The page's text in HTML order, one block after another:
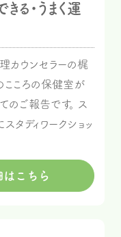
る・うまく運
カウンセラーの梶
こころの保健室が
のご報告です。 ス
タディワークショッ
はこちら